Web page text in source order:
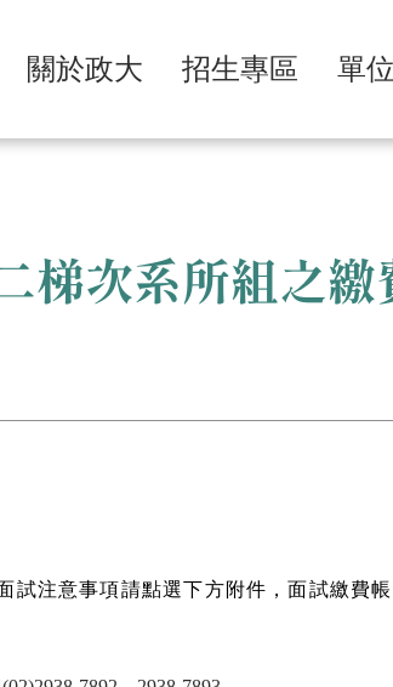
關於政大 招生專區 單
梯次系所組之繳
試注意事項請點選下方附件，面試繳費